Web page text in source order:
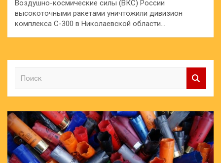
Воздушно-космические силы (ВКС) России
высокоточными ракетами уничтожили дивизион
комплекса С-300 в Николаевской области…
к